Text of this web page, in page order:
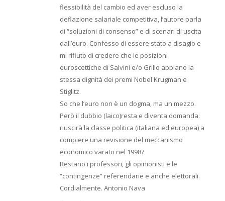
flessibilità del cambio ed aver escluso la
deflazione salariale competitiva, l’autore parla
di “soluzioni di consenso” e di scenari di uscita
dall’euro. Confesso di essere stato a disagio e
mi rifiuto di credere che le posizioni
euroscettiche di Salvini e/o Grillo abbiano la
stessa dignità dei premi Nobel Krugman e
Stiglitz.
So che l’euro non è un dogma, ma un mezzo.
Però il dubbio (laico)resta e diventa domanda:
riuscirà la classe politica (italiana ed europea) a
compiere una revisione del meccanismo
economico varato nel 1998?
Restano i professori, gli opinionisti e le
“contingenze” referendarie e anche elettorali.
Cordialmente. Antonio Nava